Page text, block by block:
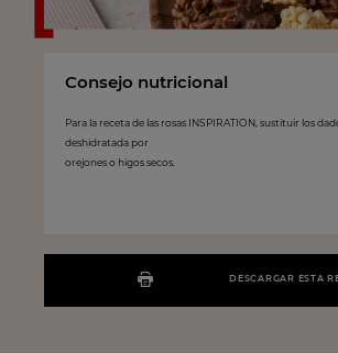
DESCARGAR ESTA
Consejo nutricional
Para la receta de las rosas INSPIRATION, sustituir los
deshidratada por
orejones o higos secos.